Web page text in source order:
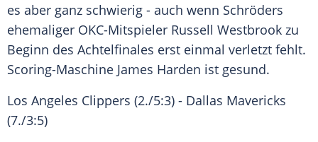
es aber ganz schwierig - auch wenn Schröders
ehemaliger OKC-Mitspieler Russell Westbrook zu
Beginn des Achtelfinales erst einmal verletzt fehlt.
Scoring-Maschine James Harden ist gesund.
Los Angeles Clippers (2./5:3) - Dallas Mavericks
(7./3:5)